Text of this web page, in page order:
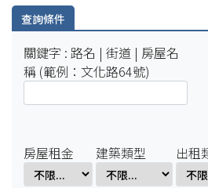
查詢條件
關鍵字 : 路名 | 街道 | 房屋名
稱 (範例：文化路64號)
房屋租金
建築類型
出租